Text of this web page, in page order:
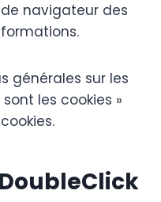
navigateur des
générales sur les
les cookies »